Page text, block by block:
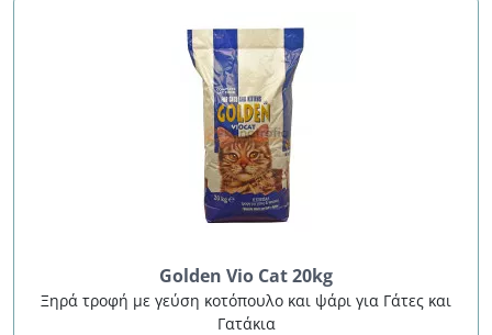
Golden Vio Cat 20kg
Ξηρά τροφή με γεύση κοτόπουλο και ψάρι για Γάτες και
Γατάκια